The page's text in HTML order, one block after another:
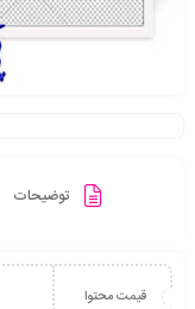
توضیحات
قیمت محتوا